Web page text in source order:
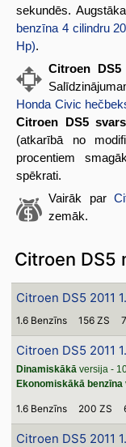
sekundēs.
benzīna 4 cilindru
Hp).
Citroen DS5
Honda Civic
Citroen DS5 svars
(atkarībā no
procentiem
spēkrati.
Vairāk par
zemāk.
Citroen DS5
Citroen DS5 2011
1.6 Benzīns 156 ZS
Citroen DS5 2011
Dinamiskākā versija -
Ekonomiskākā benzīna
1.6 Benzīns 200 ZS
Citroen DS5 2011